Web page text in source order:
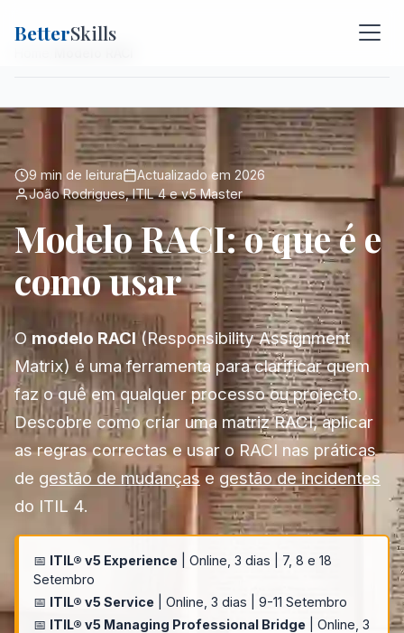
BetterSkills
9 min de leitura
Actualizado em 2026
João Rodrigues, ITIL 4 e v5 Master
Modelo RACI: o que é e
como usar
O modelo RACI (Responsibility Assignment
Matrix) é uma ferramenta para clarificar quem
faz o quê em qualquer processo ou projecto.
Descobre como criar uma matriz RACI, aplicar
as regras correctas e usar o RACI nas práticas
de gestão de mudanças e gestão de incidentes
do ITIL 4.
📅 ITIL® v5 Experience | Online, 3 dias | 7, 8 e 18
Setembro
📅 ITIL® v5 Service | Online, 3 dias | 9-11 Setembro
📅 ITIL® v5 Managing Professional Bridge | Online, 3